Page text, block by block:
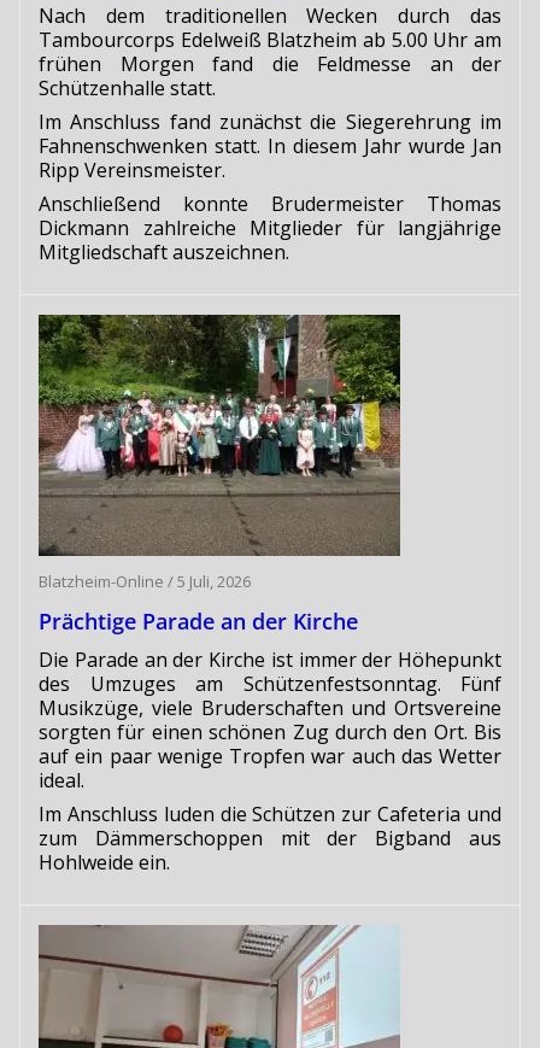
Nach dem traditionellen Wecken durch das
Tambourcorps Edelweiß Blatzheim ab 5.00 Uhr am
frühen Morgen fand die Feldmesse an der
Schützenhalle statt.
Im Anschluss fand zunächst die Siegerehrung im
Fahnenschwenken statt. In diesem Jahr wurde Jan
Ripp Vereinsmeister.
Anschließend konnte Brudermeister Thomas
Dickmann zahlreiche Mitglieder für langjährige
Mitgliedschaft auszeichnen.
Blatzheim-Online /5 Juli, 2026
Prächtige Parade an der Kirche
Die Parade an der Kirche ist immer der Höhepunkt
des Umzuges am Schützenfestsonntag. Fünf
Musikzüge, viele Bruderschaften und Ortsvereine
sorgten für einen schönen Zug durch den Ort. Bis
auf ein paar wenige Tropfen war auch das Wetter
ideal.
Im Anschluss luden die Schützen zur Cafeteria und
zum Dämmerschoppen mit der Bigband aus
Hohlweide ein.